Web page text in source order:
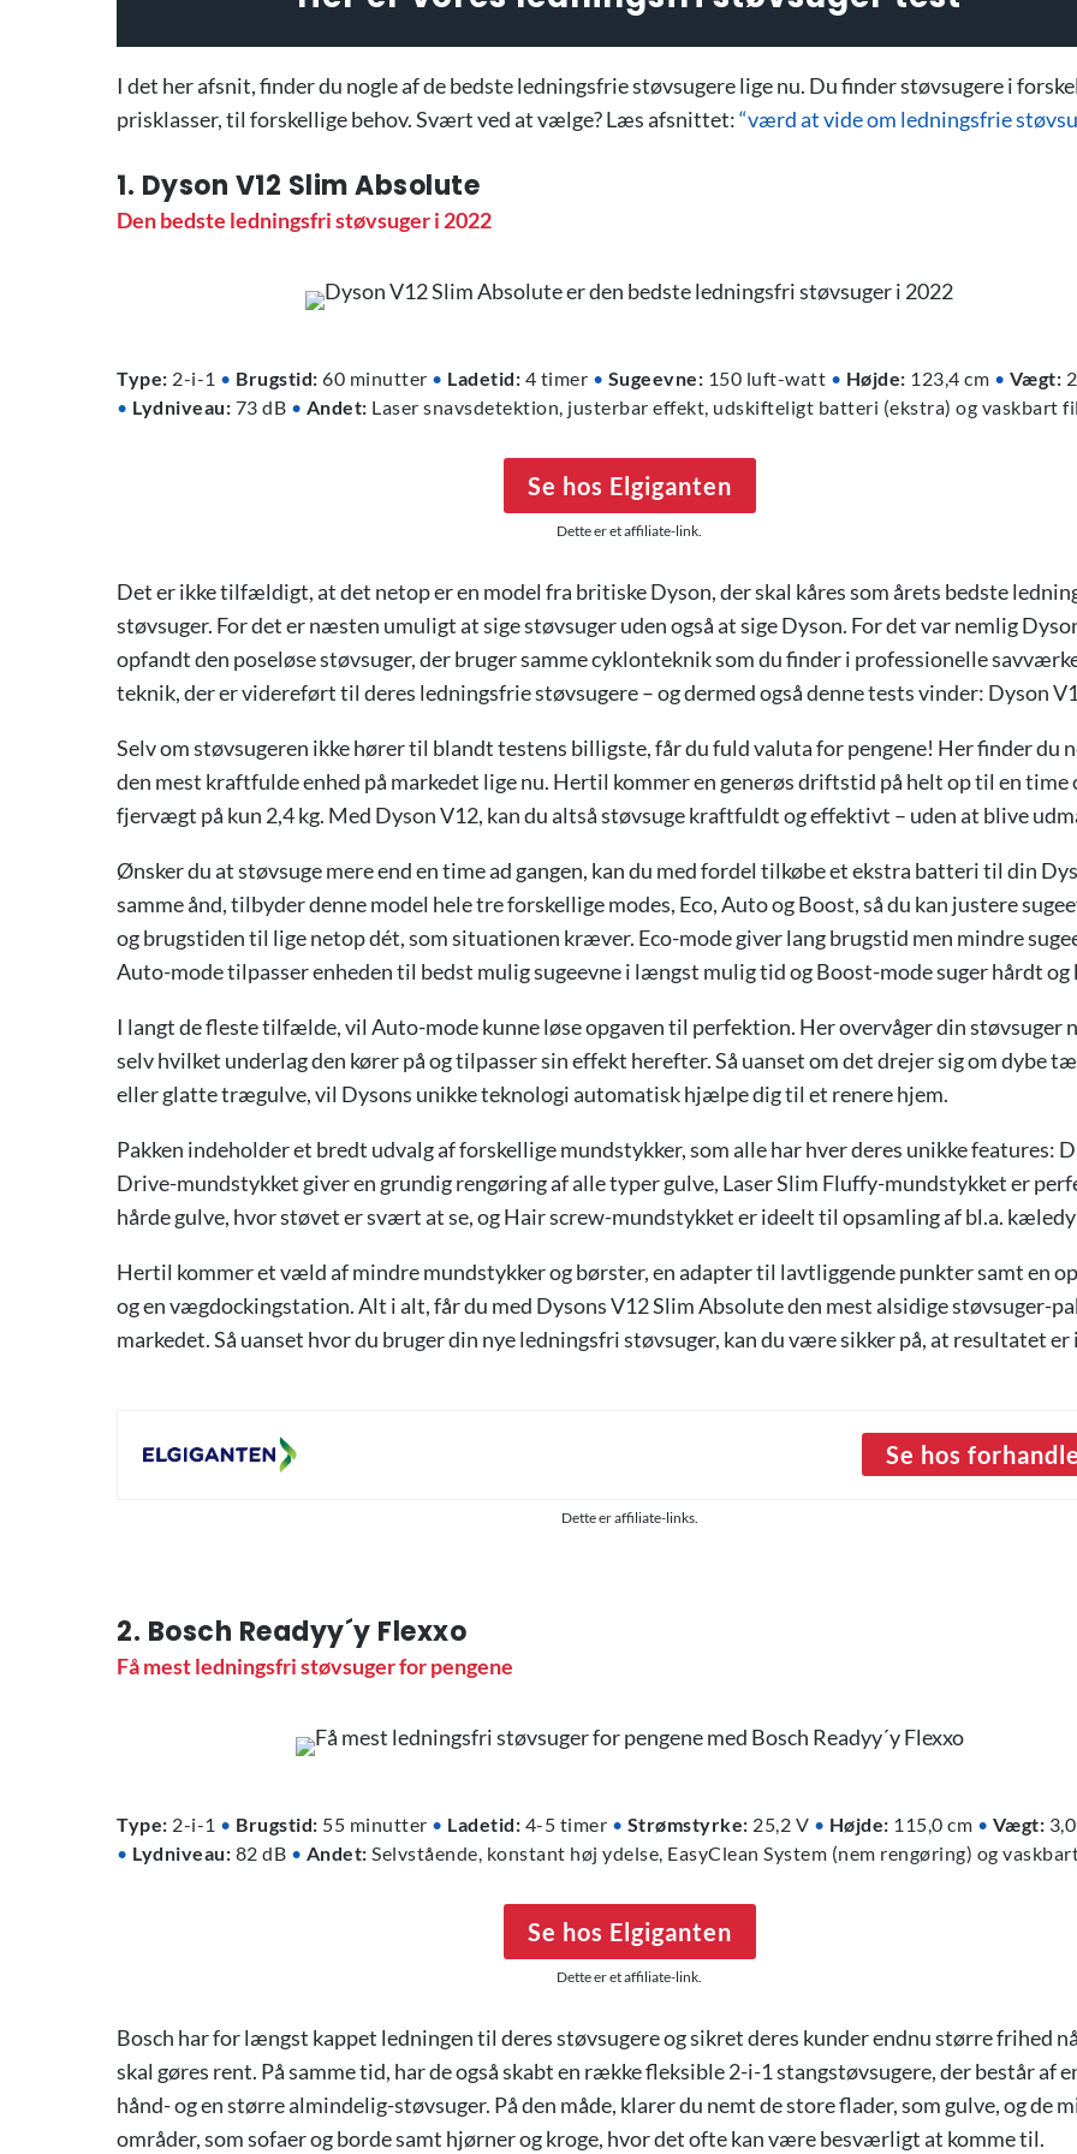
I det her afsnit, finder du nogle af de bedste ledningsfrie støvsugere lige nu. Du finder støvsugere i
prisklasser, til forskellige behov. Svært ved at vælge? Læs afsnittet:“værd at vide om ledningsfrie
1. Dyson V12 Slim Absolute
Den bedste ledningsfri støvsuger i 2022
Type: 2-i-1 • Brugstid: 60 minutter • Ladetid: 4 timer • Sugeevne: 150 luft-watt • Højde: 123,4 cm • Vægt:
• Lydniveau: 73 dB • Andet: Laser snavsdetektion, justerbar effekt, udskifteligt batteri (ekstra) og vaskbart
Se hos Elgiganten
Dette er et affiliate-link.
Det er ikke tilfældigt, at det netop er en model fra britiske Dyson, der skal kåres som årets bedste
støvsuger. For det er næsten umuligt at sige støvsuger uden også at sige Dyson. For det var nemlig
opfandt den poseløse støvsuger, der bruger samme cyklonteknik som du finder i professionelle
teknik, der er videreført til deres ledningsfrie støvsugere – og dermed også denne tests vinder: Dyson
Selv om støvsugeren ikke hører til blandt testens billigste, får du fuld valuta for pengene! Her finder du
den mest kraftfulde enhed på markedet lige nu. Hertil kommer en generøs driftstid på helt op til en time
fjervægt på kun 2,4 kg. Med Dyson V12, kan du altså støvsuge kraftfuldt og effektivt – uden at blive
Ønsker du at støvsuge mere end en time ad gangen, kan du med fordel tilkøbe et ekstra batteri til din
samme ånd, tilbyder denne model hele tre forskellige modes, Eco, Auto og Boost, så du kan justere
og brugstiden til lige netop dét, som situationen kræver. Eco-mode giver lang brugstid men mindre
Auto-mode tilpasser enheden til bedst mulig sugeevne i længst mulig tid og Boost-mode suger hårdt og
I langt de fleste tilfælde, vil Auto-mode kunne løse opgaven til perfektion. Her overvåger din støvsuger
selv hvilket underlag den kører på og tilpasser sin effekt herefter. Så uanset om det drejer sig om dybe
eller glatte trægulve, vil Dysons unikke teknologi automatisk hjælpe dig til et renere hjem.
Pakken indeholder et bredt udvalg af forskellige mundstykker, som alle har hver deres unikke features:
Drive-mundstykket giver en grundig rengøring af alle typer gulve, Laser Slim Fluffy-mundstykket er
hårde gulve, hvor støvet er svært at se, ogHair screw-mundstykket er ideelt til opsamling af bl.a.
Hertil kommer et væld af mindre mundstykker og børster, en adapter til lavtliggende punkter samt en
og en vægdockingstation. Alt i alt, får du med Dysons V12 Slim Absolute den mest alsidige støvsuger-
markedet.Så uanset hvor du bruger din nye ledningsfri støvsuger, kan du være sikker på, at resultatet
Se hos
Dette er affiliate-links.
2. Bosch Readyy´y Flexxo
Få mest ledningsfri støvsuger for pengene
Type: 2-i-1 • Brugstid: 55 minutter • Ladetid: 4-5 timer • Strømstyrke: 25,2 V • Højde: 115,0 cm • Vægt:
• Lydniveau: 82 dB • Andet: Selvstående, konstant høj ydelse, EasyClean System (nem rengøring) og
Se hos Elgiganten
Dette er et affiliate-link.
Bosch har for længst kappet ledningen til deres støvsugere og sikret deres kunder endnu større frihed
skal gøres rent. På samme tid, har de også skabt en række fleksible 2-i-1 stangstøvsugere, der består af
hånd- og en større almindelig-støvsuger. På den måde, klarer du nemt de store flader, som gulve, og de
områder, som sofaer og borde samt hjørner og kroge, hvor det ofte kan være besværligt at komme til.